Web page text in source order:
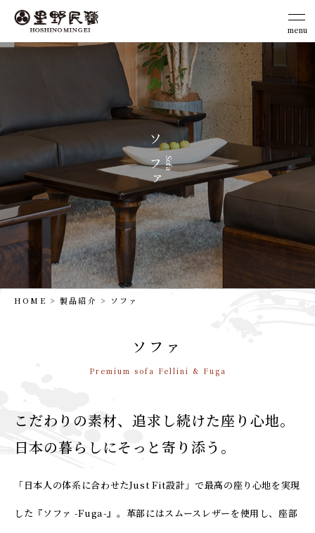
menu
close
Sofa
ソ
フ
ァ
HOME 製品紹介 ソファ
ソファ
Premium sofa Fellini & Fuga
こだわりの素材、追求し続けた座り心地。
日本の暮らしにそっと寄り添う。
「日本人の体系に合わせたJust Fit設計」で最高の座り心地を実現
した『ソファ -Fuga-』。革部にはスムースレザーを使用し、座部